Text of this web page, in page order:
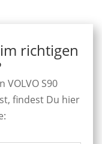
richtigen
VOLVO S90
findest Du hier